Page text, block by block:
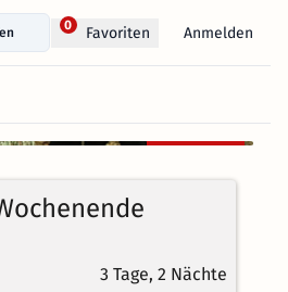
0 Favoriten Anmelden
Bewertungen
4.9/5
stornierbar
3 Tage, 2 Nächte